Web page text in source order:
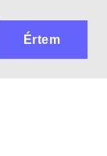
Értem